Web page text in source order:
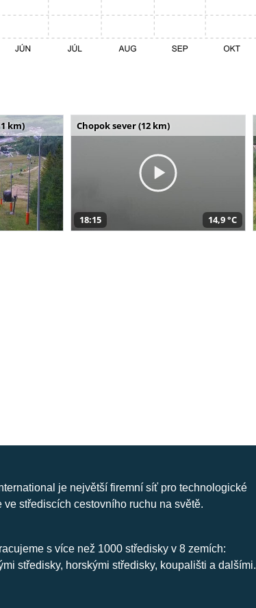
km) Chopok sever (12 km)
18:15 14,9 °C
je největší firemní síť pro technologické
ve střediscích cestovního ruchu na světě.
s více než 1000 středisky v 8 zemích:
středisky, horskými středisky, koupališti a dalšími.